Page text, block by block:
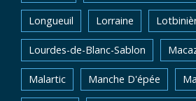
Longueuil Lorraine
Lourdes-de-Blanc-Sablon
Malartic Manche D'épée